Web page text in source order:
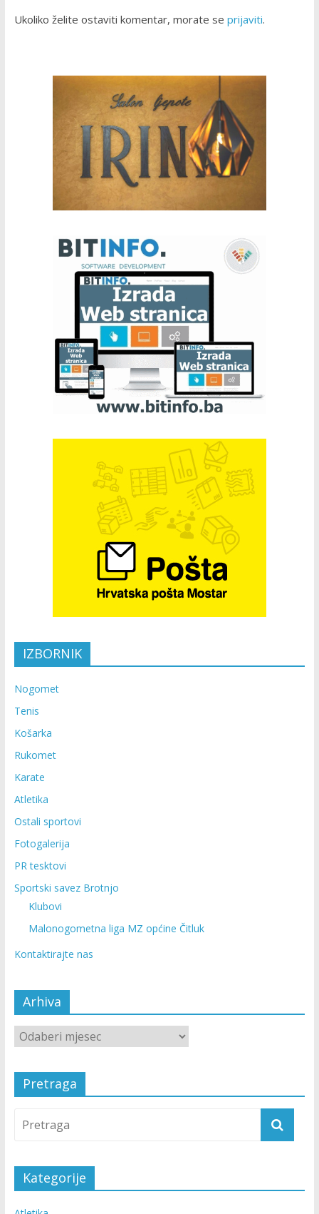
Ukoliko želite ostaviti komentar, morate se prijaviti.
IZBORNIK
Nogomet
Tenis
Košarka
Rukomet
Karate
Atletika
Ostali sportovi
Fotogalerija
PR tesktovi
Sportski savez Brotnjo
Klubovi
Malonogometna liga MZ općine Čitluk
Kontaktirajte nas
Arhiva
Pretraga
Kategorije